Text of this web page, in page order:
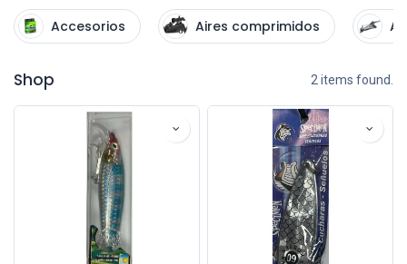
Accesorios Aires comprimidos
Shop 2 items found.
Ivo · Refugio 73